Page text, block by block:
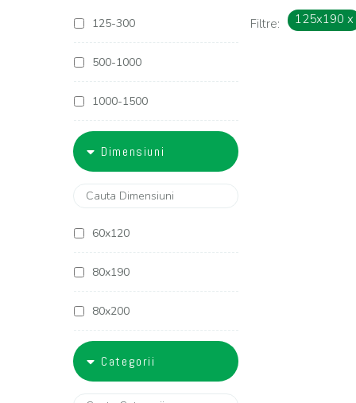
125-300
500-1000
1000-1500
2500-3000
3000-4000
4000-5000
Dimensiuni
60x120
80x190
80x200
Categorii
Filtre: 125x190 x